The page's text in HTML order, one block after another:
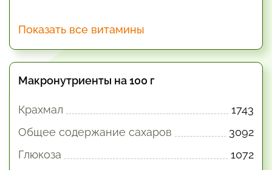
Показать все витамины
Макронутриенты на 100 г
Крахмал
1743
Общее содержание сахаров
3092
Глюкоза
1072